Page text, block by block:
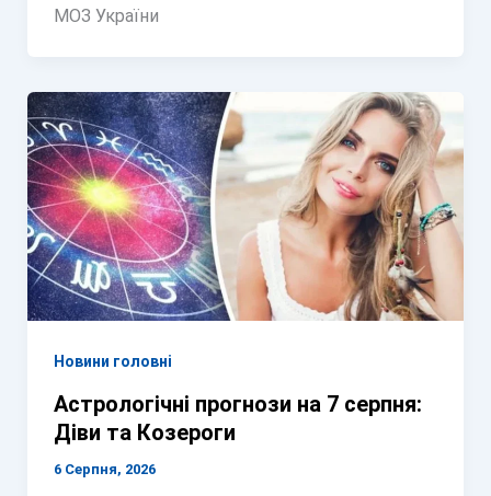
МОЗ України
Новини головні
Астрологічні прогнози на 7 серпня:
Діви та Козероги
6 Серпня, 2026